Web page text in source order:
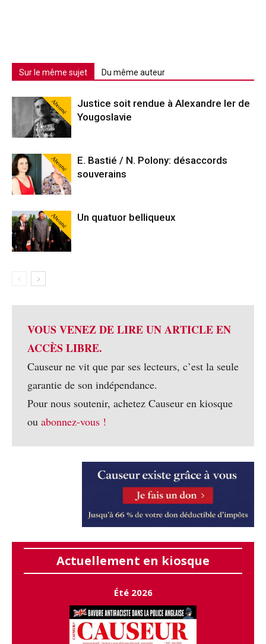
Sur le même sujet Du même auteur
Abonné
Justice soit rendue à Alexandre Ier de
Yougoslavie
Abonné
E. Bastié / N. Polony: désaccords
souverains
Abonné Un quatuor belliqueux
VOUS VENEZ DE LIRE UN ARTICLE EN
ACCÈS LIBRE.
Causeur ne vit que par ses lecteurs, c’est la seule
garantie de son indépendance.
Pour nous soutenir, achetez Causeur en kiosque
ou abonnez-vous !
Actuellement en kiosque
Été 2026